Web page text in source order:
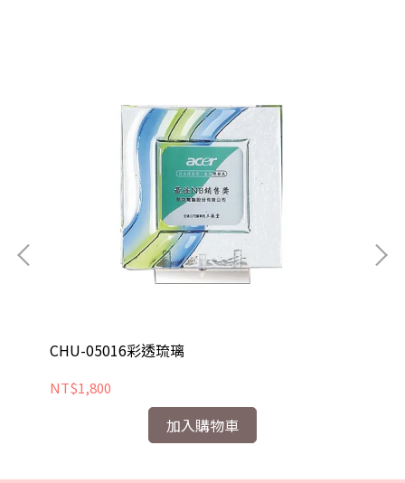
CHU-05016彩透琉璃
NT$1,800
加入購物車